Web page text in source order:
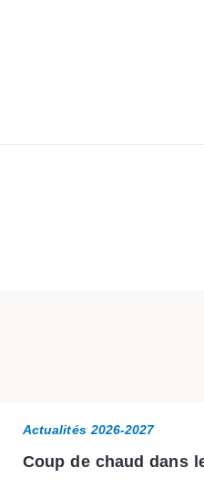
Actualités 2026-2027
Coup de chaud dans